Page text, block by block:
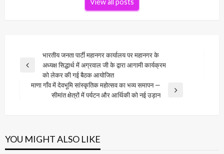
navigation
Previous
भारतीय जनता पार्टी महानगर कार्यालय पर महानगर के
अध्यक्ष सिद्धार्थ में अग्रवाल जी के द्वारा आगामी कार्यक्रम
को लेकर की गई बैठक आयोजित
माणा गाँव में देवभूमि सांस्कृतिक महोत्सव का भव्य समापन —
सीमांत क्षेत्रों में पर्यटन और आर्थिकी को नई उड़ान
YOU MIGHT ALSO LIKE